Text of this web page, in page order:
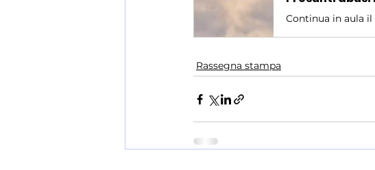
Rassegna stampa